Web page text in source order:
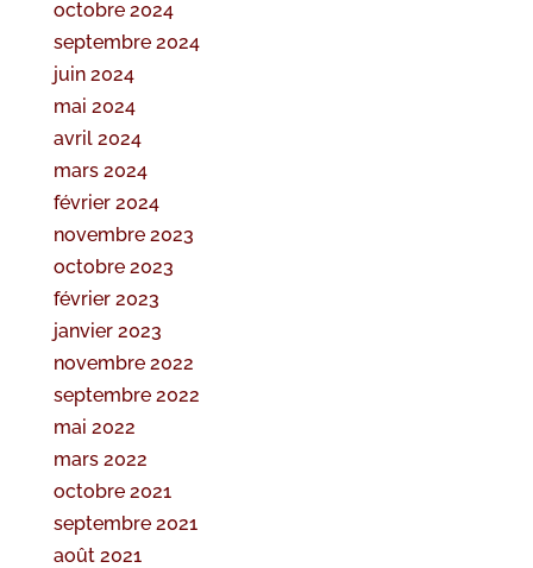
octobre 2024
septembre 2024
juin 2024
mai 2024
avril 2024
mars 2024
février 2024
novembre 2023
octobre 2023
février 2023
janvier 2023
novembre 2022
septembre 2022
mai 2022
mars 2022
octobre 2021
septembre 2021
août 2021